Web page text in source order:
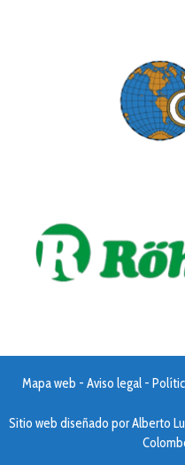
Mapa web - Aviso legal -
Sitio web diseñado porAlberto